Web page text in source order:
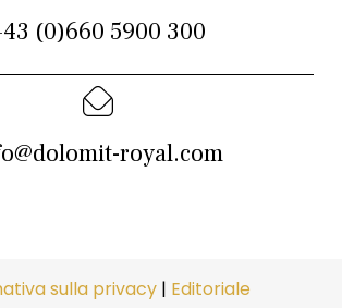
(0)660 5900 300
royal.com
sulla privacy | Editoriale